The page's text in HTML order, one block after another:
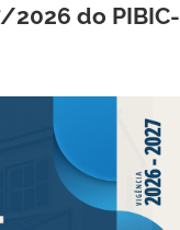
2026 do PIBIC-